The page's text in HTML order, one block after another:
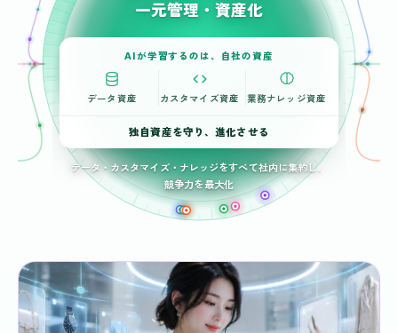
一元管理・資産化
AIが学習するのは、自社の資産
データ資産 カスタマイズ資産 業務ナレッジ資産
独自資産を守り、進化させる
データ・カスタマイズ・ナレッジをすべて社内に集約し、
競争力を最大化